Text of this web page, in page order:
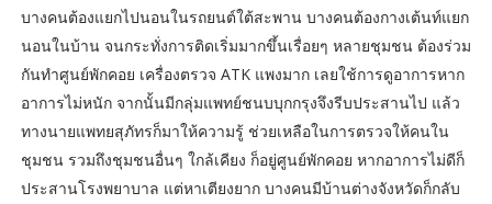
บางคนต้องแยกไปนอนในรถยนต์ใต้สะพาน บางคนต้องกางเต้นท์แยก
นอนในบ้าน จนกระทั่งการติดเริ่มมากขึ้นเรื่อยๆ หลายชุมชน ต้องร่วม
กันทำศูนย์พักคอย เครื่องตรวจ ATK แพงมาก เลยใช้การดูอาการหาก
อาการไม่หนัก จากนั้นมีกลุ่มแพทย์ชนบบุกกรุงจึงรีบประสานไป แล้ว
ทางนายแพทยสุภัทรก็มาให้ความรู้ ช่วยเหลือในการตรวจให้คนใน
ชุมชน รวมถึงชุมชนอื่นๆ ใกล้เคียง ก็อยู่ศูนย์พักคอย หากอาการไม่ดีก็
ประสานโรงพยาบาล แต่หาเตียงยาก บางคนมีบ้านต่างจังหวัดก็กลับ